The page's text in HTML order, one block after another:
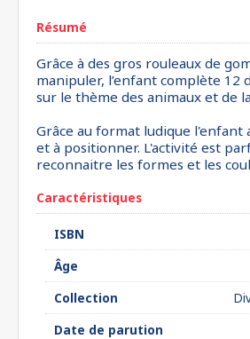
Résumé
Grâce à des gros rouleaux de
manipuler, l’enfant complète 12
sur le thème des animaux et de
Grâce au format ludique l'enfant
et à positionner. L'activité est
reconnaitre les formes et les
Caractéristiques
ISBN
Âge
Collection
Date de parution